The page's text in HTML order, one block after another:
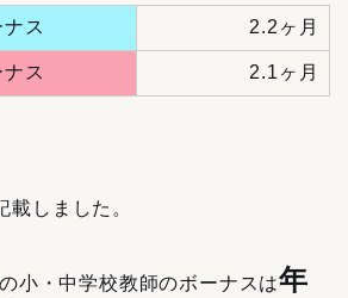
ス 2.2ヶ月
ス 2.1ヶ月
載しました。
小・中学校教師のボーナスは年